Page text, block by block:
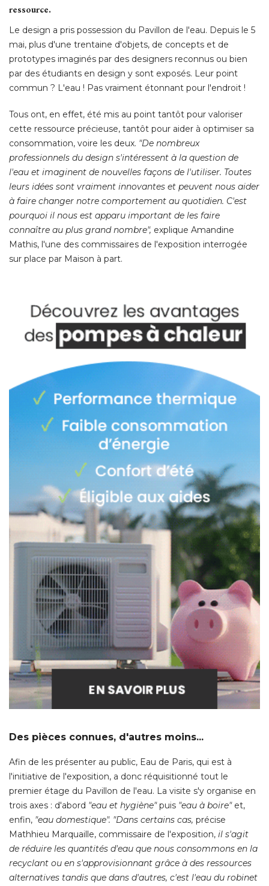
ressource.
Le design a pris possession du Pavillon de l'eau. Depuis le 5
mai, plus d'une trentaine d'objets, de concepts et de
prototypes imaginés par des designers reconnus ou bien
par des étudiants en design y sont exposés. Leur point
commun ? L'eau ! Pas vraiment étonnant pour l'endroit !
Tous ont, en effet, été mis au point tantôt pour valoriser
cette ressource précieuse, tantôt pour aider à optimiser sa
consommation, voire les deux. "De nombreux
professionnels du design s'intéressent à la question de
l'eau et imaginent de nouvelles façons de l'utiliser. Toutes
leurs idées sont vraiment innovantes et peuvent nous aider
à faire changer notre comportement au quotidien. C'est
pourquoi il nous est apparu important de les faire
connaître au plus grand nombre", explique Amandine
Mathis, l'une des commissaires de l'exposition interrogée
sur place par Maison à part.
Des pièces connues, d'autres moins...
Afin de les présenter au public, Eau de Paris, qui est à
l'initiative de l'exposition, a donc réquisitionné tout le
premier étage du Pavillon de l'eau. La visite s'y organise en
trois axes : d'abord "eau et hygiène"puis "eau à boire" et,
enfin, "eau domestique". "Dans certains cas, précise
Mathhieu Marquaille, commissaire de l'exposition, il s'agit
de réduire les quantités d'eau que nous consommons en la
recyclant ou en s'approvisionnant grâce à des ressources
alternatives tandis que dans d'autres, c'est l'eau du robinet